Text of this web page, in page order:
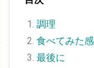
調理
食べてみた
最後に